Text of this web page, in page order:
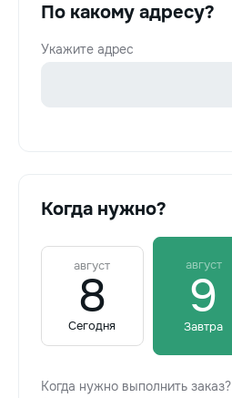
По какому адресу?
Укажите адрес
Когда нужно?
август
8
Сегодня
август
9
Завтра
Когда нужно выполнить заказ?